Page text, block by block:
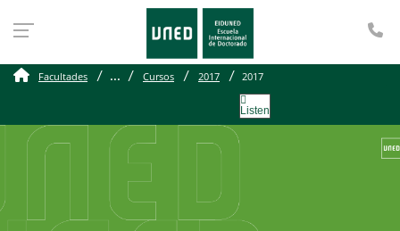
Facultades ... Cursos 2017 2017
Listen